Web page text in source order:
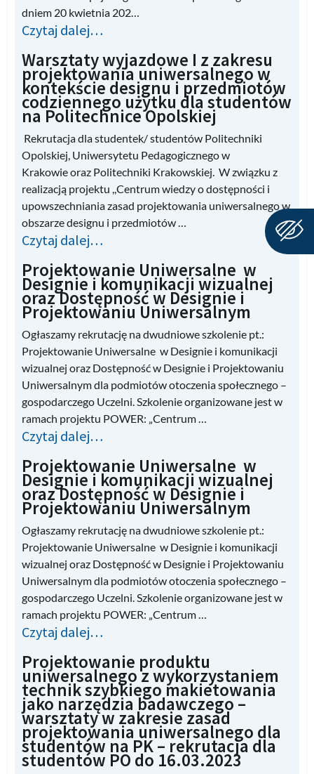
dniem 20 kwietnia 202…
Czytaj dalej…
Warsztaty wyjazdowe I z zakresu
projektowania uniwersalnego w
kontekście designu i przedmiotów
codziennego użytku dla studentów
na Politechnice Opolskiej
Rekrutacja dla studentek/ studentów Politechniki
Opolskiej, Uniwersytetu Pedagogicznego w
Krakowie oraz Politechniki Krakowskiej. W związku z
realizacją projektu ,,Centrum wiedzy o dostępności i
upowszechniania zasad projektowania uniwersalnego w
obszarze designu i przedmiotów …
Czytaj dalej…
Projektowanie Uniwersalne w
Designie i komunikacji wizualnej
oraz Dostępność w Designie i
Projektowaniu Uniwersalnym
Ogłaszamy rekrutację na dwudniowe szkolenie pt.:
Projektowanie Uniwersalne w Designie i komunikacji
wizualnej oraz Dostępność w Designie i Projektowaniu
Uniwersalnym dla podmiotów otoczenia społecznego –
gospodarczego Uczelni. Szkolenie organizowane jest w
ramach projektu POWER: „Centrum …
Czytaj dalej…
Projektowanie Uniwersalne w
Designie i komunikacji wizualnej
oraz Dostępność w Designie i
Projektowaniu Uniwersalnym
Ogłaszamy rekrutację na dwudniowe szkolenie pt.:
Projektowanie Uniwersalne w Designie i komunikacji
wizualnej oraz Dostępność w Designie i Projektowaniu
Uniwersalnym dla podmiotów otoczenia społecznego –
gospodarczego Uczelni. Szkolenie organizowane jest w
ramach projektu POWER: „Centrum …
Czytaj dalej…
Projektowanie produktu
uniwersalnego z wykorzystaniem
technik szybkiego makietowania
jako narzędzia badawczego –
warsztaty w zakresie zasad
projektowania uniwersalnego dla
studentów na PK – rekrutacja dla
studentów PO do 16.03.2023